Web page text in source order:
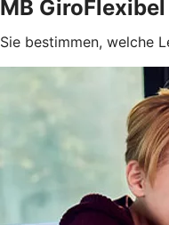
MB GiroFlexibel
Sie bestimmen, welche